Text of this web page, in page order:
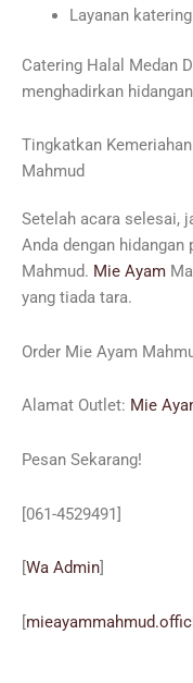
Layanan
Catering Halal Medan
menghadirkan
Tingkatkan
Mahmud
Setelah acara selesai,
Anda dengan hidangan
Mahmud. Mie Ayam
yang tiada tara.
Order Mie Ayam
Alamat Outlet: Mie
Pesan Sekarang!
[061-4529491]
[Wa Admin]
[